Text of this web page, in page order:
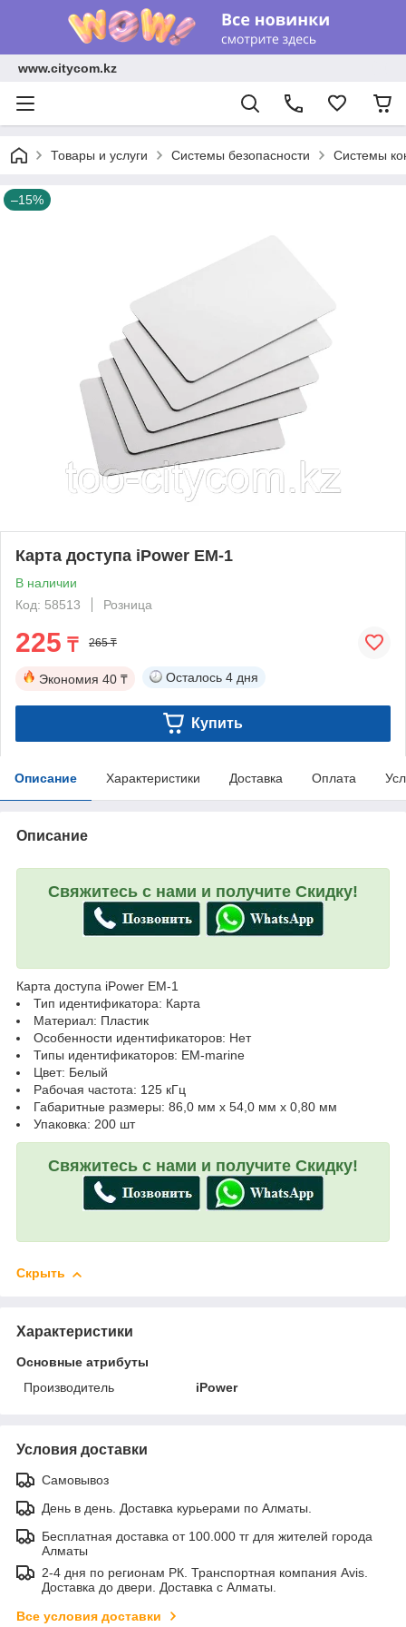
www.citycom.kz
Товары и услуги Системы безопасности Системы
–15%
Карта доступа iPower EM-1
В наличии
Код: 58513
Розница
225 ₸ 265 ₸
Экономия 40 ₸ Осталось 4 дня
Купить
Описание Характеристики Доставка Оплата
Описание
Свяжитесь с нами и получите Скидку!
Карта доступа iPower EM-1
Тип идентификатора: Карта
Материал: Пластик
Особенности идентификаторов: Нет
Типы идентификаторов: EM-marine
Цвет: Белый
Рабочая частота: 125 кГц
Габаритные размеры: 86,0 мм x 54,0 мм x 0,80 мм
Упаковка: 200 шт
Свяжитесь с нами и получите Скидку!
Скрыть
Характеристики
Основные атрибуты
Производитель
iPower
Условия доставки
Самовывоз
День в день. Доставка курьерами по Алматы.
Бесплатная доставка от 100.000 тг для жителей города
Алматы
2-4 дня по регионам РК. Транспортная компания Avis.
Доставка до двери. Доставка с Алматы.
Все условия доставки